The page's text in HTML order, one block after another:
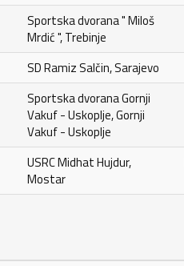
Sportska dvorana " Miloš
Mrdić ", Trebinje
SD Ramiz Salčin, Sarajevo
Sportska dvorana Gornji
Vakuf - Uskoplje, Gornji
Vakuf - Uskoplje
USRC Midhat Hujdur,
Mostar